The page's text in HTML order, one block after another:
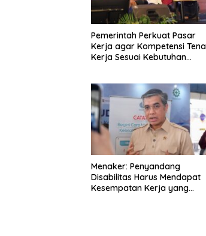
Pemerintah Perkuat Pasar
Kerja agar Kompetensi
Kerja Sesuai Kebutuhan
Menaker: Penyandang
Disabilitas Harus Mendapat
Kesempatan Kerja yang